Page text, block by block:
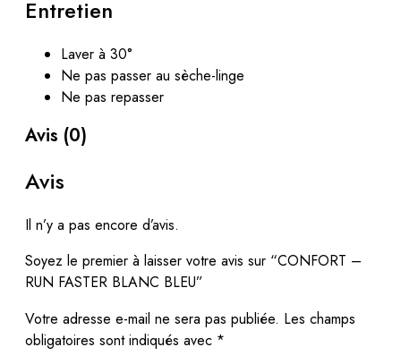
Entretien
Laver à 30°
Ne pas passer au sèche-linge
Ne pas repasser
Avis (0)
Avis
Il n’y a pas encore d’avis.
Soyez le premier à laisser votre avis sur “CONFORT –
RUN FASTER BLANC BLEU”
Votre adresse e-mail ne sera pas publiée. Les champs
obligatoires sont indiqués avec *